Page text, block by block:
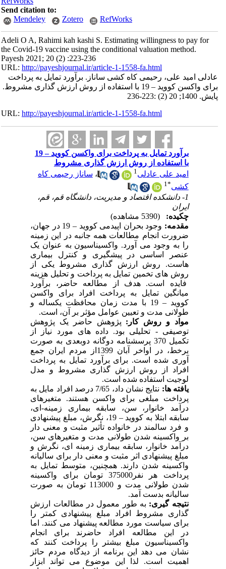
Send citation to:
Mendeley
Zotero RefWorks
Adeli O A, Rahimi kah kashi S. Estimating willingness to pay for
the Covid-19 vaccine using the conditional valuation method.
Payesh 2021; 20 (2) :223-236
URL:http://payeshjournal.ir/article-1-1558-fa.html
عادلی امید علی، رحیمی کاه کشی ساناز. برآورد تمایل به پرداخت
برای واکسن کووید – 19 با استفاده از روش ارزش گذاری مشروط.
پایش. 1400; 20 (2) :223-236
URL:http://payeshjournal.ir/article-1-1558-fa.html
برآورد تمایل به پرداخت برای واکسن کووید – 19
با استفاده از روش ارزش گذاری مشروط
امید علی عادلی
،ساناز رحیمی کاه
کشی
1
1- دانشکده اقتصاد و مدیریت، دانشگاه قم، قم،
ایران
چکیده:
مقدمه: وجود بحران اپیدمی کووید–
19 در جهان،
ضرورت انجام مطالعات همه جانبه در این زمینه
را به وجود می آورد. واکسیناسیون به عنوان یک
عنصر اساسی در پیشگیری و کنترل بیماری
هاست. روش ارزش گذاری مشروط یکی از
روش های تخمین تمایل به پرداخت و تحلیل هزینه
فایده است. هدف از مطالعه حاضر، برآورد
میانگین تمایل به پرداخت افراد برای واکسن
کووید–
19 با مدت زمان محافظت یکساله و
طولانی مدت و تعیین عوامل مؤثر بر آن، است.
مواد و روش کار: پژوهش حاضر یک پژوهش
توصیفی - تحلیلی بود. داده های مورد نیاز از
تکمیل 370 پرسشنامه دوگانه دوبعدی به صورت
برخط، در اواخر آبان 1399از مردم ایران جمع
آوری شده است. برای برآورد تمایل به پرداخت
افراد از روش ارزش گذاری مشروط و مدل
لوجیت استفاده شده است.
یافته ها:
نتایج نشان داد، 7/65 درصد افراد مایل به
پرداخت مبلغی برای واکسن هستند. متغیرهای
درآمد خانوار، سن، سابقه بیماری زمینه-ای،
سابقه ابتلا به کووید–
19، نگرش، مبلغ پیشنهادی
و فرد سالمند در خانواده تأثیر مثبت و معنی دار
بر واکسینه شدن طولانی مدت و متغیرهای سن،
درآمد خانوار، سابقه بیماری زمینه ای، نگرش و
مبلغ پیشنهادی اثر مثبت و معنی دار برای سالیانه
واکسینه شدن دارند. همچنین، متوسط تمایل به
پرداخت هر نفر375000 تومان برای واکسینه
شدن طولانی مدت و 113000 تومان به صورت
سالیانه بدست آمد.
نتیجه گیری: به طور معمول در مطالعات ارزش
گذاری مشروط افراد مبلغ پیشنهادی کمتر را
برای سیاست مورد مطالعه پیشنهاد می کنند. اما
در این مطالعه افراد حاضرند برای انجام
واکسیناسیون مبلغ بیشتر را پرداخت کنند که
نشان می دهد این برنامه از دیدگاه مردم حائز
اهمیت است. لذا این موضوع می تواند ابزار